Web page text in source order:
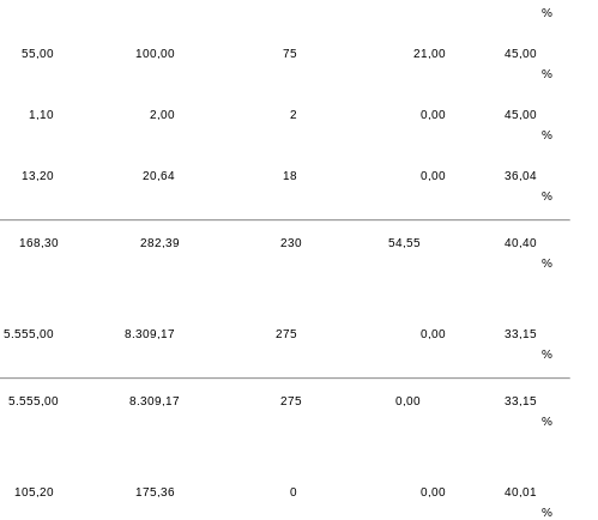
%
55,00 100,00 75 21,00
45,00
%
1,10 2,00 2 0,00
45,00
%
13,20 20,64 18 0,00
36,04
%
168,30 282,39 230 54,55
40,40
%
5.555,00 8.309,17 275 0,00
33,15
%
5.555,00 8.309,17 275 0,00
33,15
%
105,20 175,36 0 0,00
40,01
%